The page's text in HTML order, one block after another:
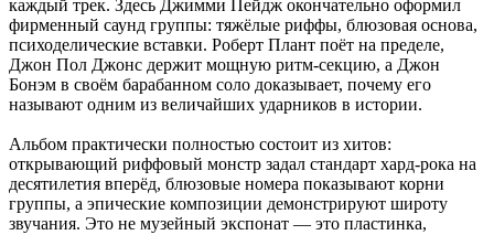
каждый трек. Здесь Джимми Пейдж окончательно оформил
фирменный саунд группы: тяжёлые риффы, блюзовая основа,
психоделические вставки. Роберт Плант поёт на пределе,
Джон Пол Джонс держит мощную ритм-секцию, а Джон
Бонэм в своём барабанном соло доказывает, почему его
называют одним из величайших ударников в истории.
Альбом практически полностью состоит из хитов:
открывающий риффовый монстр задал стандарт хард-рока на
десятилетия вперёд, блюзовые номера показывают корни
группы, а эпические композиции демонстрируют широту
звучания. Это не музейный экспонат — это пластинка,